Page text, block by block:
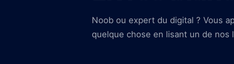
Noob ou expert du digital ? Vous
quelque chose en lisant un de nos